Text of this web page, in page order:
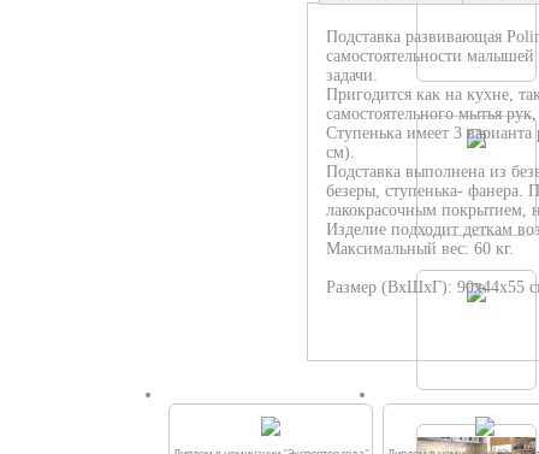
Подставка развивающая
самостоятельности
задачи.
Пригодится как на кухне,
самостоятельного мытья
Ступенька имеет 3
см).
Подставка выполнена из
безеры, ступенька- фанера.
лакокрасочным покрытием,
Изделие подходит деткам
Максимальный вес: 60 кг.
Размер (ВхШхГ): 90х44х55